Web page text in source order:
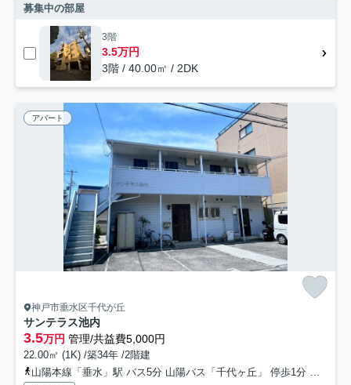
募集中の部屋
3階
3.5万円
3階 / 40.00㎡ / 2DK
アパート
神戸市垂水区千代が丘
サンテラス池内
3.5万円 管理/共益費5,000円
22.00㎡ (1K) /築34年 /2階建
山陽本線「垂水」駅 バス5分 山陽バス「千代ヶ丘」 停歩1分
山陽電